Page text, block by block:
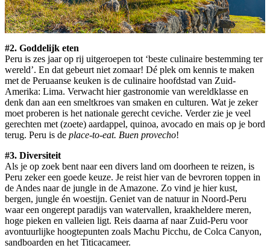
#2. Goddelijk eten
Peru is zes jaar op rij uitgeroepen tot ‘beste culinaire bestemming ter
wereld’. En dat gebeurt niet zomaar! Dé plek om kennis te maken
met de Peruaanse keuken is de culinaire hoofdstad van Zuid-
Amerika: Lima. Verwacht hier gastronomie van wereldklasse en
denk dan aan een smeltkroes van smaken en culturen. Wat je zeker
moet proberen is het nationale gerecht ceviche. Verder zie je veel
gerechten met (zoete) aardappel, quinoa, avocado en mais op je bord
terug. Peru is de place-to-eat. Buen provecho!
#3. Diversiteit
Als je op zoek bent naar een divers land om doorheen te reizen, is
Peru zeker een goede keuze. Je reist hier van de bevroren toppen in
de Andes naar de jungle in de Amazone. Zo vind je hier kust,
bergen, jungle én woestijn. Geniet van de natuur in Noord-Peru
waar een ongerept paradijs van watervallen, kraakheldere meren,
hoge pieken en valleien ligt. Reis daarna af naar Zuid-Peru voor
avontuurlijke hoogtepunten zoals Machu Picchu, de Colca Canyon,
sandboarden en het Titicacameer.